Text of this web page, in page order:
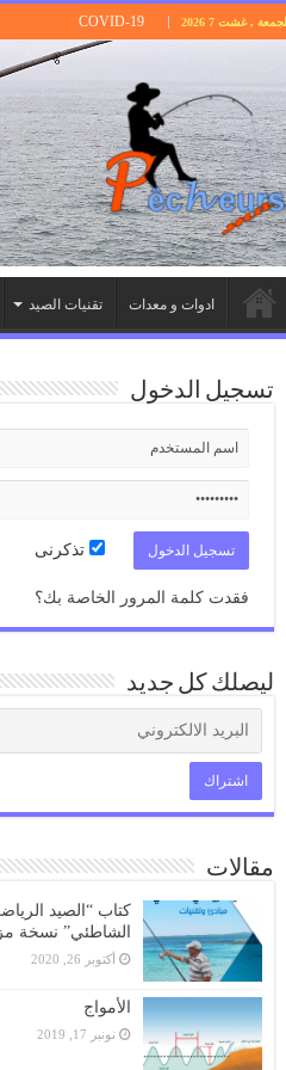
الجمعة , غشت 7 2026 COVID-19
ادوات و معدات تقنيات الصيد
تسجيل الدخول
تذكرنى
فقدت كلمة المرور الخاصة بك؟
ليصلك كل جديد
مقالات
كتاب “الصيد
الشاطئي” نسخة
أكتوبر 26, 2020
الأمواج
نونبر 17, 2019